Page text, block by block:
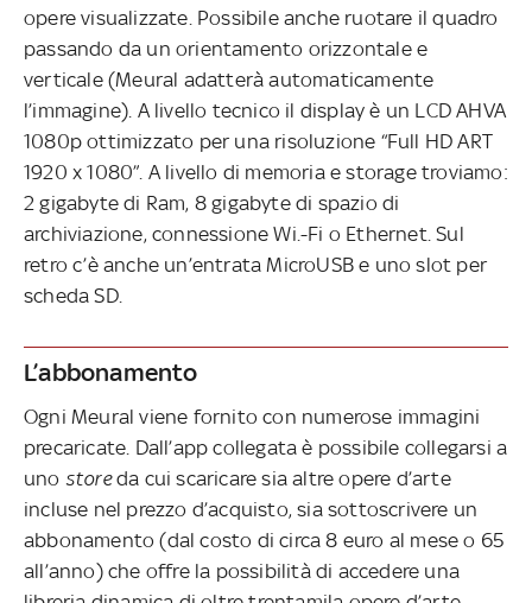
opere visualizzate. Possibile anche ruotare il quadro
passando da un orientamento orizzontale e
verticale (Meural adatterà automaticamente
l’immagine). A livello tecnico il display è un LCD AHVA
1080p ottimizzato per una risoluzione “Full HD ART
1920 x 1080”. A livello di memoria e storage troviamo:
2 gigabyte di Ram, 8 gigabyte di spazio di
archiviazione, connessione Wi.-Fi o Ethernet. Sul
retro c’è anche un’entrata MicroUSB e uno slot per
scheda SD.
L’abbonamento
Ogni Meural viene fornito con numerose immagini
precaricate. Dall’app collegata è possibile collegarsi a
uno storeda cui scaricare sia altre opere d’arte
incluse nel prezzo d’acquisto, sia sottoscrivere un
abbonamento (dal costo di circa 8 euro al mese o 65
all’anno) che offre la possibilità di accedere una